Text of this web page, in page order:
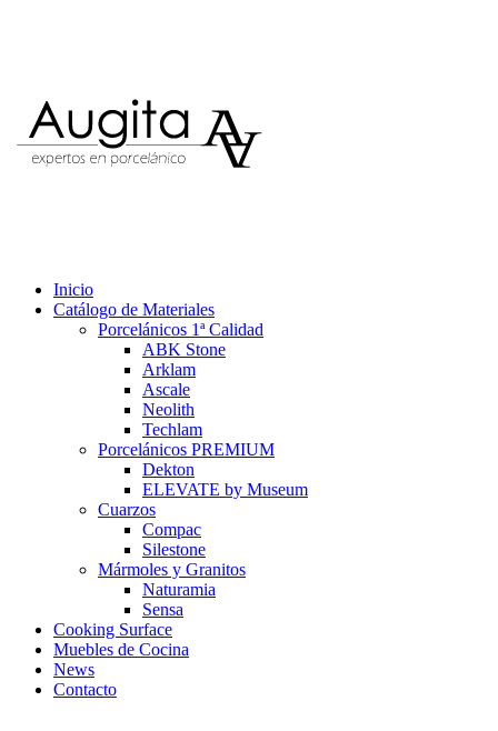
Inicio
Catálogo de Materiales
Porcelánicos 1ª Calidad
ABK Stone
Arklam
Ascale
Neolith
Techlam
Porcelánicos PREMIUM
Dekton
ELEVATE by Museum
Cuarzos
Compac
Silestone
Mármoles y Granitos
Naturamia
Sensa
Cooking Surface
Muebles de Cocina
News
Contacto